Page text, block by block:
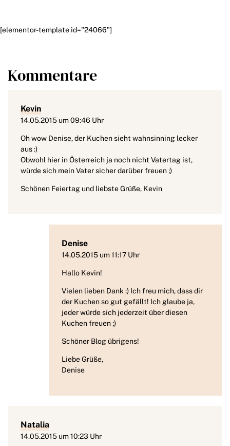
[elementor-template id="24066"]
Kommentare
Kevin
14.05.2015 um 09:46 Uhr
Oh wow Denise, der Kuchen sieht wahnsinning lecker
aus :)
Obwohl hier in Österreich ja noch nicht Vatertag ist,
würde sich mein Vater sicher darüber freuen ;)
Schönen Feiertag und liebste Grüße, Kevin
Denise
14.05.2015 um 11:17 Uhr
Hallo Kevin!
Vielen lieben Dank :) Ich freu mich, dass dir
der Kuchen so gut gefällt! Ich glaube ja,
jeder würde sich jederzeit über diesen
Kuchen freuen ;)
Schöner Blog übrigens!
Liebe Grüße,
Denise
Natalia
14.05.2015 um 10:23 Uhr